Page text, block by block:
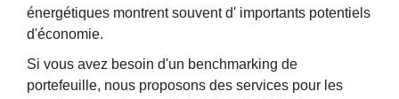
énergétiques montrent souvent d' importants potentiels
d'économie.
Si vous avez besoin d'un benchmarking de
portefeuille, nous proposons des services pour les